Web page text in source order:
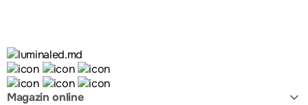
Magazin online